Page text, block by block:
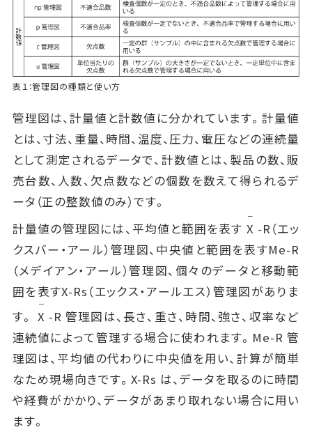
表１：管理図の種類と使い方
管理図は、計量値と計数値に分かれています。計量値
とは、寸法、重量、時間、温度、圧力、電圧などの連続量
として測定されるデータで、計数値とは、製品の数、販
売台数、人数、欠点数などの個数を数えて得られるデ
ータ（正の整数値のみ）です。
計量値の管理図には、平均値と範囲を表す X
ー
クスバー・アール）管理図、中央値と範囲を表すMe-R
（メデイアン・アール）管理図、個々のデータと移動範
囲を表すX-Rs（エックス・アールエス）管理図がありま
す。 X
ー
連続値によって管理する場合に使われます。Me-R 管
理図は、平均値の代わりに中央値を用い、計算が簡単
なため現場向きです。X-Rs は、データを取るのに時間
や経費がかかり、データがあまり取れない場合に用い
ます。